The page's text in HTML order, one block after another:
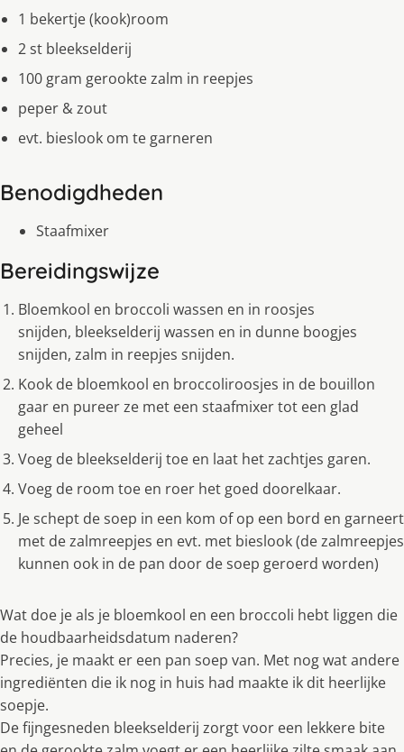
1 bekertje (kook)room
2 st bleekselderij
100 gram gerookte zalm in reepjes
peper & zout
evt. bieslook om te garneren
Benodigdheden
Staafmixer
Bereidingswijze
Bloemkool en broccoli wassen en in roosjes
snijden, bleekselderij wassen en in dunne boogjes
snijden, zalm in reepjes snijden.
Kook de bloemkool en broccoliroosjes in de bouillon
gaar en pureer ze met een staafmixer tot een glad
geheel
Voeg de bleekselderij toe en laat het zachtjes garen.
Voeg de room toe en roer het goed doorelkaar.
Je schept de soep in een kom of op een bord en garneert
met de zalmreepjes en evt. met bieslook (de zalmreepjes
kunnen ook in de pan door de soep geroerd worden)
Wat doe je als je bloemkool en een broccoli hebt liggen die
de houdbaarheidsdatum naderen?
Precies, je maakt er een pan soep van. Met nog wat andere
ingrediënten die ik nog in huis had maakte ik dit heerlijke
soepje.
De fijngesneden bleekselderij zorgt voor een lekkere bite